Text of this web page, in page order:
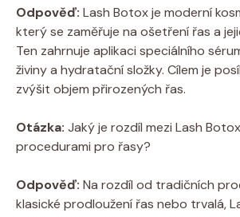
Odpověď: Lash Botox je moderní
který se zaměřuje na ošetření řas a
Ten zahrnuje aplikaci speciálního
živiny a hydratační složky. Cílem je
zvýšit objem přirozených řas.
Otázka: Jaký je rozdíl mezi Lash
procedurami pro řasy?
Odpověď: Na rozdíl od tradičních
klasické prodloužení řas nebo trvalá,